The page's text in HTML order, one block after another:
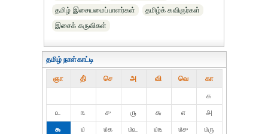
தமிழ் இசையமைப்பாளர்கள்
தமிழ்க் கவிஞர்கள்
இசைக் கருவிகள்
தமிழ் நாள்காட்டி
ஞா தி் செ அ வி வெ கா
௧
௨
௩ ௪ ௫ ௬ ௭
௮
௯
௰ ௰௧ ௰௨ ௰௩ ௰௪
௰௫